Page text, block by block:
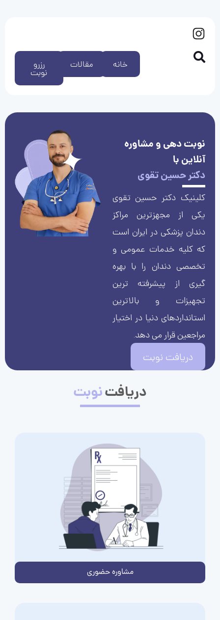
رزرو
نوبت
مقالات خانه
نوبت دهی و مشاوره
آنلاین با
دکتر حسین تقوی
کلینیک دکتر حسین تقوی
یکی از مجهزترین مراکز
دندان پزشکی در ایران است
که کلیه خدمات عمومی و
تخصصی دندان را با بهره
گیری از پیشرفته ترین
تجهیزات و بالاترین
استانداردهای دنیا در اختیار
مراجعین قرار می دهد.
دریافت نوبت
دریافتنوبت
مشاوره حضوری